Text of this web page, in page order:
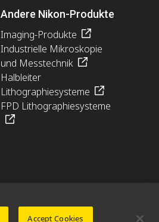
Andere Nikon-Produkte
Imaging-Produkte
Industrielle Mikroskopie
und Messtechnik
Halbleiter
Lithographiesysteme
FPD Lithographiesysteme
Accept Cookies